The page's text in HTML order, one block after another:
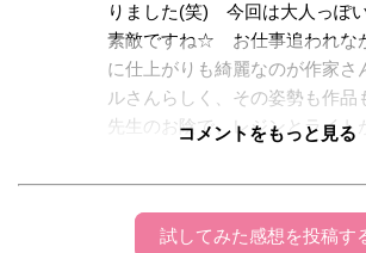
りました(笑) 今回は大人っぽ
素敵ですね☆ お仕事追われな
に仕上がりも綺麗なのが作家さ
ルさんらしく、その姿勢も作
先生のお陰で、レジンとライト
たいから捨てた自分を恨みます
いんですけどジェルネイルをし
が火傷したかのようなプックリ
コメントをもっと見る
試してみた感想を投稿す